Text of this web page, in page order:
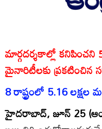
మార్గదర్శకాల్లో కనిపించని
మైనారిటీలకు ప్రకటించిన
8 రాష్ట్రంలో 5.16 లక్షల
హైదరాబాద్‌, జూన్‌ 25